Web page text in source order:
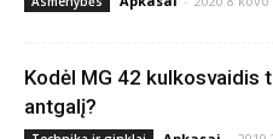
Kodėl MG 42
antgalį?